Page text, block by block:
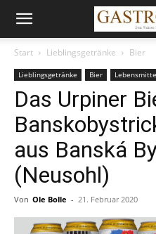
Start Lieblingsgetränke Bier
Lieblingsgetränke Bier
Das Urpiner
aus Banská
(Neusohl)
Von Ole Bolle - 21. Februar 2020